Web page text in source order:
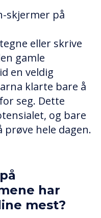
skjermer på
eller skrive
gamle
en veldig
klarte bare å
seg. Dette
og bare
hele dagen.
har
mest?